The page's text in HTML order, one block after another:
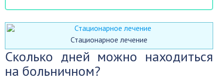
Стационарное лечение
Сколько дней можно находиться
на больничном?